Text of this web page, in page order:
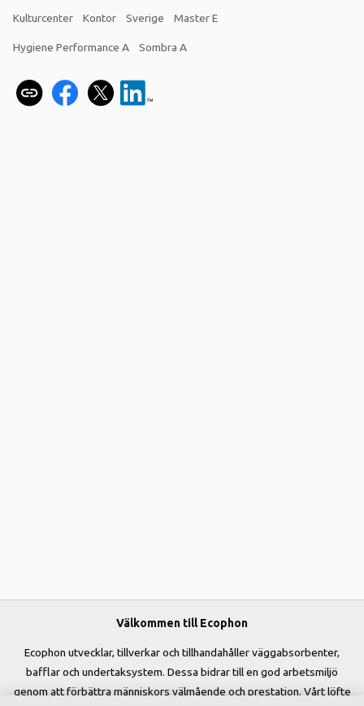
Kulturcenter Kontor Sverige Master E
Hygiene Performance A Sombra A
Välkommen till Ecophon
Ecophon utvecklar, tillverkar och tillhandahåller väggabsorbenter,
bafflar och undertaksystem. Dessa bidrar till en god arbetsmiljö
genom att förbättra människors välmående och prestation. Vårt löfte